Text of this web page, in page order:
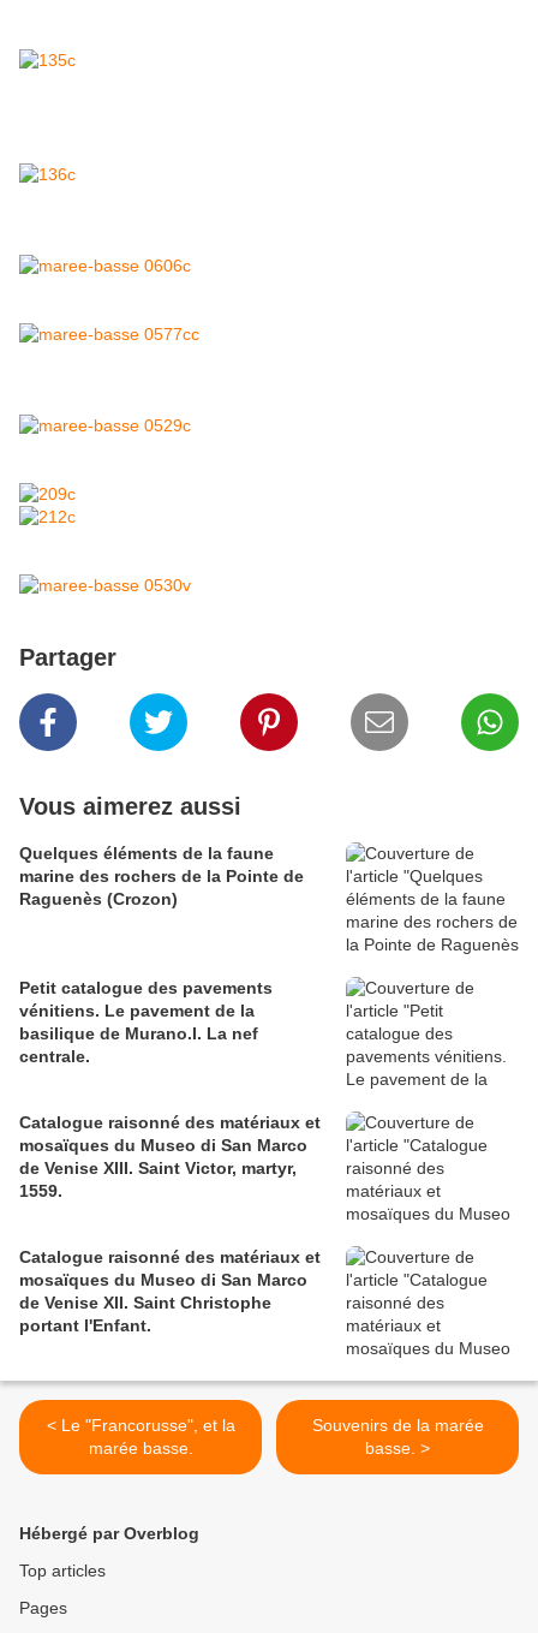
Partager
Vous aimerez aussi
Quelques éléments de la faune
marine des rochers de la Pointe de
Raguenès (Crozon)
Petit catalogue des pavements
vénitiens. Le pavement de la
basilique de Murano.I. La nef
centrale.
Catalogue raisonné des matériaux et
mosaïques du Museo di San Marco
de Venise XIII. Saint Victor, martyr,
1559.
Catalogue raisonné des matériaux et
mosaïques du Museo di San Marco
de Venise XII. Saint Christophe
portant l'Enfant.
< Le "Francorusse", et la
marée basse.
Souvenirs de la marée
basse. >
Hébergé par Overblog
Top articles
Pages